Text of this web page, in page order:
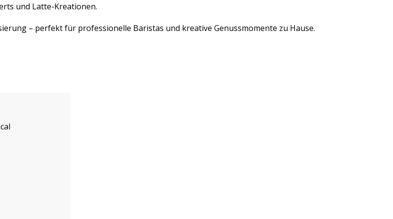
und Latte-Kreationen.
– perfekt für professionelle Baristas und kreative Genussmomente zu Hause.